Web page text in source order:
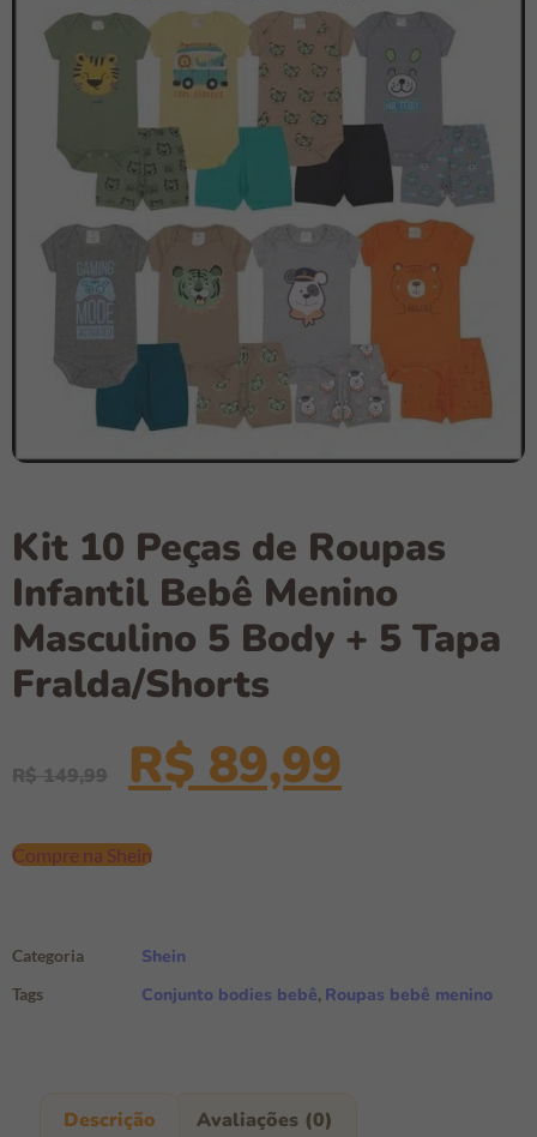
Kit 10 Peças de Roupas
Infantil Bebê Menino
Masculino 5 Body + 5 Tapa
Fralda/Shorts
R$149,99 R$ 89,99
Compre na Shein
Categoria Shein
Tags Conjunto bodies bebê, Roupas bebê menino
Descrição Avaliações (0)